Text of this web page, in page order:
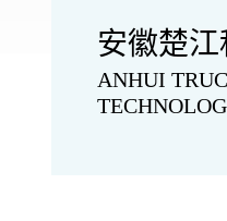
安徽楚
ANHUI